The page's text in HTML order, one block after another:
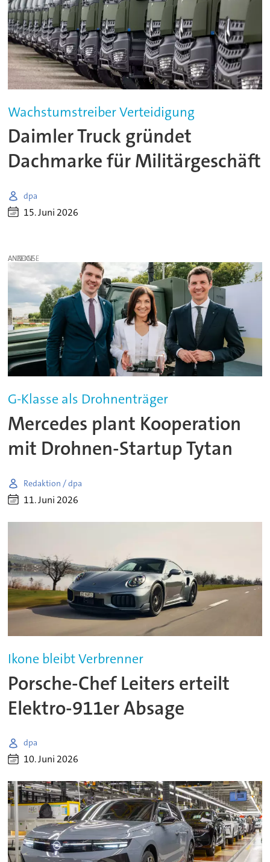
Wachstumstreiber Verteidigung
Daimler Truck gründet
Dachmarke für Militärgeschäft
dpa
15. Juni 2026
ANZEIGE
G-Klasse als Drohnenträger
Mercedes plant Kooperation
mit Drohnen-Startup Tytan
Redaktion / dpa
11. Juni 2026
Ikone bleibt Verbrenner
Porsche-Chef Leiters erteilt
Elektro-911er Absage
dpa
10. Juni 2026